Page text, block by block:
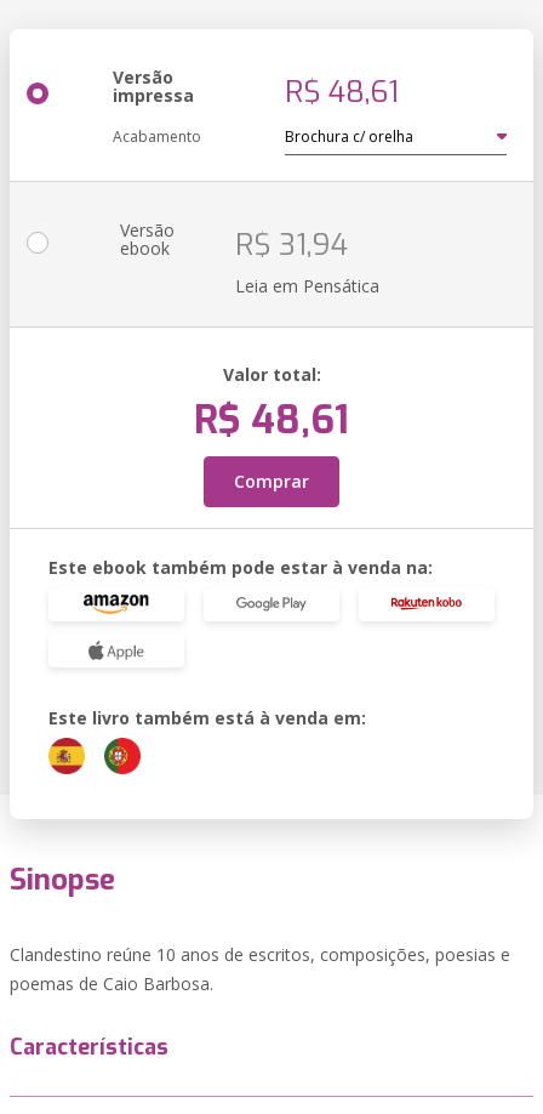
Versão
impressa R$ 48,61
Acabamento
Versão
ebook R$ 31,94
Leia em Pensática
Valor total:
R$ 48,61
Comprar
Este ebook também pode estar à venda na:
Este livro também está à venda em:
Sinopse
Clandestino reúne 10 anos de escritos, composições, poesias e
poemas de Caio Barbosa.
Características